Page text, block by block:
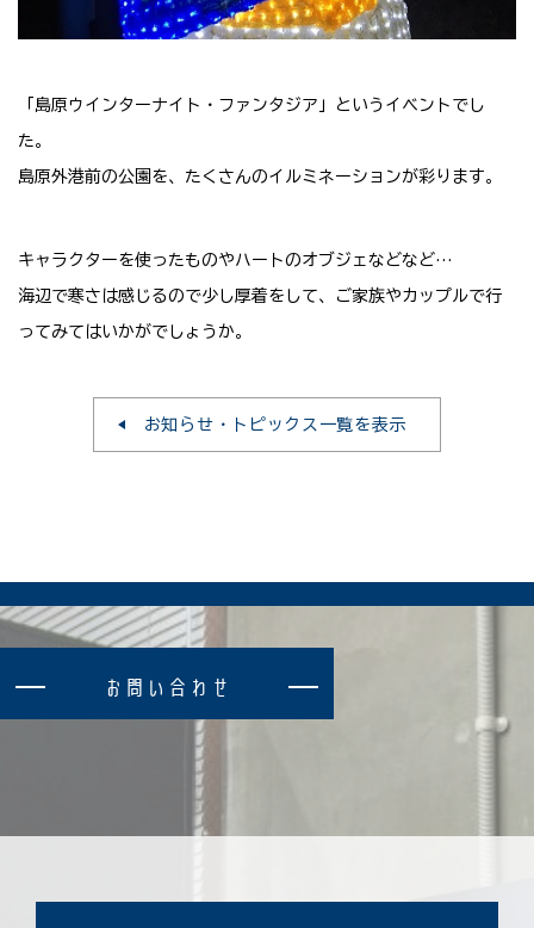
「島原ウインターナイト・ファンタジア」というイベントでし
た。
島原外港前の公園を、たくさんのイルミネーションが彩ります。
キャラクターを使ったものやハートのオブジェなどなど…
海辺で寒さは感じるので少し厚着をして、ご家族やカップルで行
ってみてはいかがでしょうか。
お知らせ・トピックス一覧を表示
お 問 い 合 わ せ